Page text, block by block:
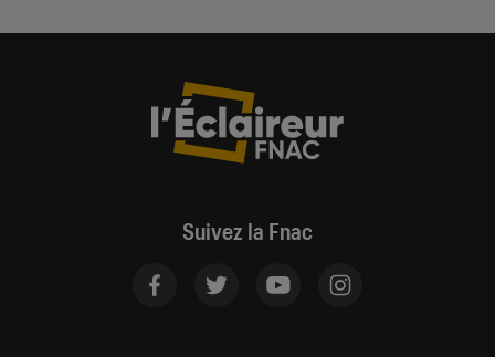
Suivez la Fnac